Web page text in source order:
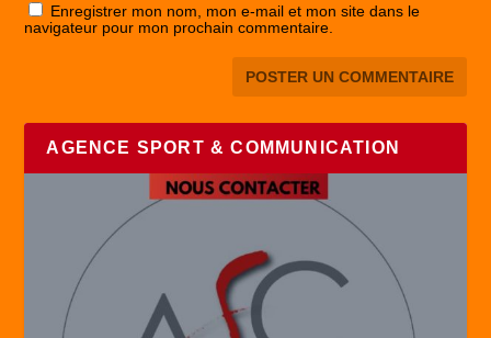
Enregistrer mon nom, mon e-mail et mon site dans le
navigateur pour mon prochain commentaire.
AGENCE SPORT & COMMUNICATION